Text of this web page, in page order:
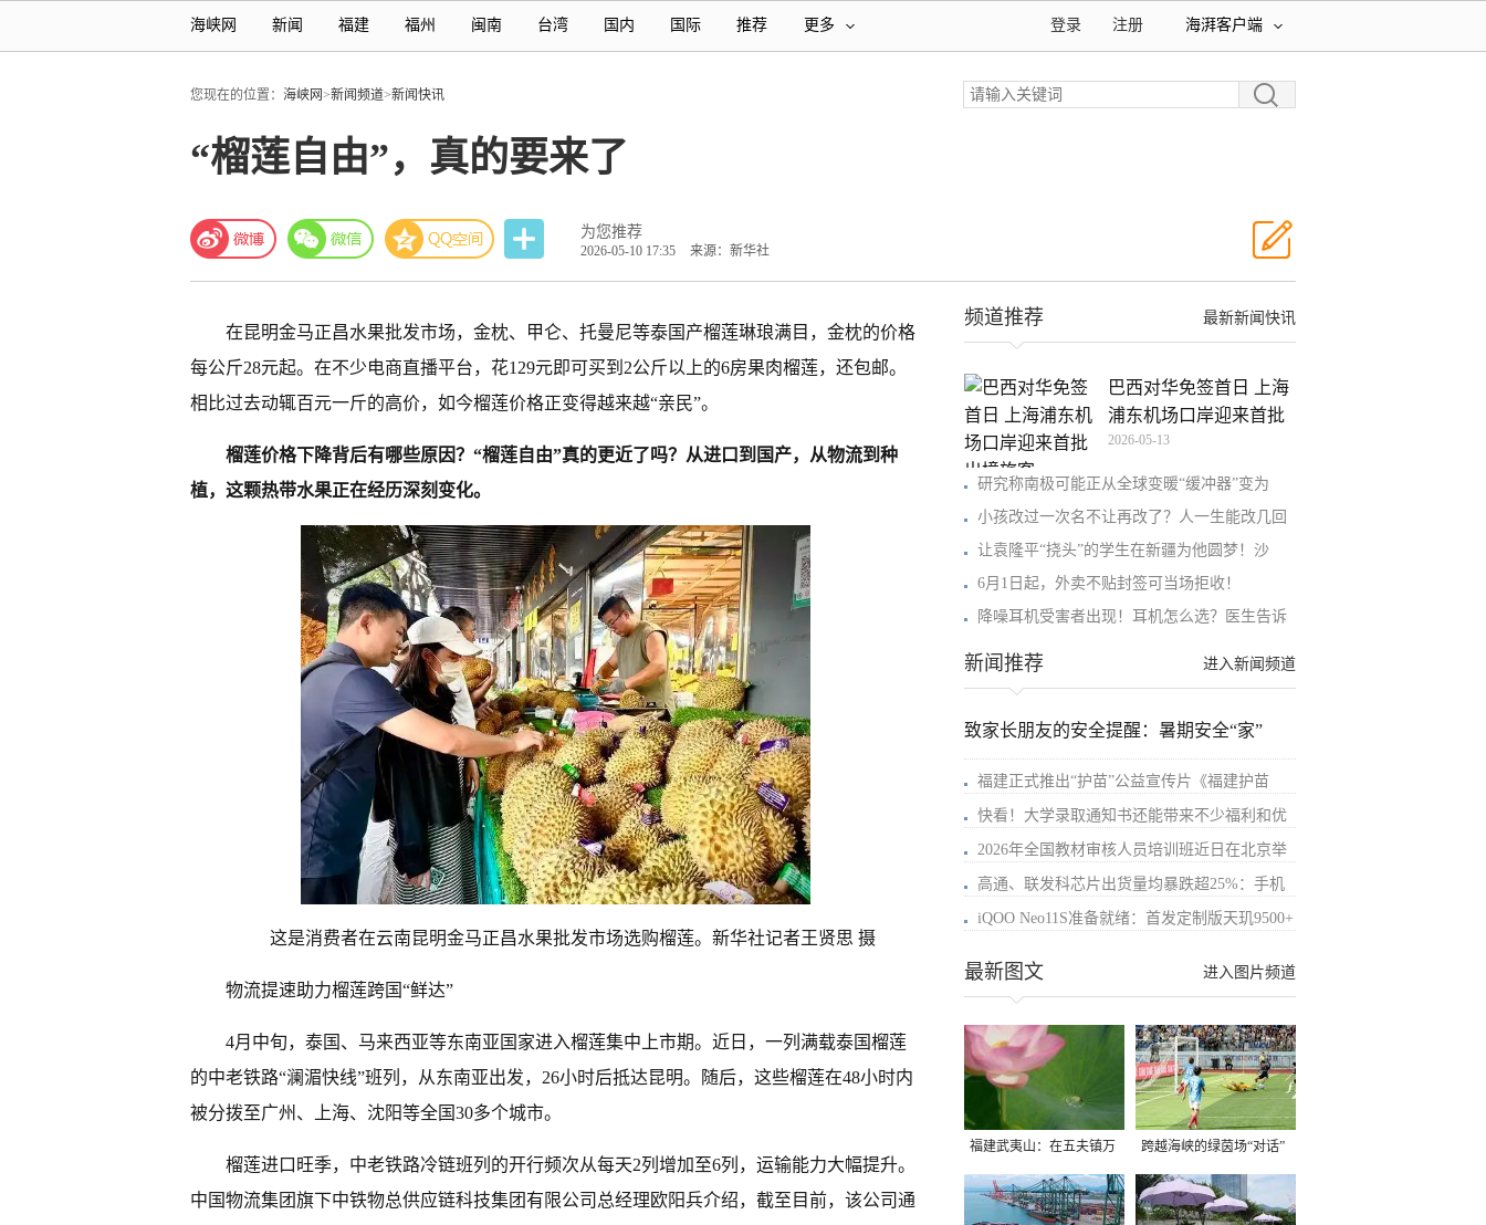
海峡网 新闻 福建 福州 闽南 台湾 国内 国际 推荐 更多 海湃客户端
注册
登录
您现在的位置： 海峡网>新闻频道>新闻快讯
“榴莲自由”，真的要来了
为您推荐
2026-05-10 17:35 来源：新华社
在昆明金马正昌水果批发市场，金枕、甲仑、托曼尼等泰国产榴莲琳琅满目，金枕的价格
每公斤28元起。在不少电商直播平台，花129元即可买到2公斤以上的6房果肉榴莲，还包邮。
相比过去动辄百元一斤的高价，如今榴莲价格正变得越来越“亲民”。
榴莲价格下降背后有哪些原因？“榴莲自由”真的更近了吗？从进口到国产，从物流到种
植，这颗热带水果正在经历深刻变化。
这是消费者在云南昆明金马正昌水果批发市场选购榴莲。新华社记者王贤思 摄
物流提速助力榴莲跨国“鲜达”
4月中旬，泰国、马来西亚等东南亚国家进入榴莲集中上市期。近日，一列满载泰国榴莲
的中老铁路“澜湄快线”班列，从东南亚出发，26小时后抵达昆明。随后，这些榴莲在48小时内
被分拨至广州、上海、沈阳等全国30多个城市。
榴莲进口旺季，中老铁路冷链班列的开行频次从每天2列增加至6列，运输能力大幅提升。
中国物流集团旗下中铁物总供应链科技集团有限公司总经理欧阳兵介绍，截至目前，该公司通
最新新闻快讯
频道推荐
巴西对华免签首日 上海
浦东机场口岸迎来首批
2026-05-13
研究称南极可能正从全球变暖“缓冲器”变为
小孩改过一次名不让再改了？人一生能改几回
让袁隆平“挠头”的学生在新疆为他圆梦！沙
6月1日起，外卖不贴封签可当场拒收！
降噪耳机受害者出现！耳机怎么选？医生告诉
进入新闻频道
新闻推荐
致家长朋友的安全提醒：暑期安全“家”
福建正式推出“护苗”公益宣传片《福建护苗
快看！大学录取通知书还能带来不少福利和优
2026年全国教材审核人员培训班近日在北京举
高通、联发科芯片出货量均暴跌超25%：手机
iQOO Neo11S准备就绪：首发定制版天玑9500+
进入图片频道
最新图文
福建武夷山：在五夫镇万
亩荷塘领略诗意之美
跨越海峡的绿茵场“对话”
有热血更有温情